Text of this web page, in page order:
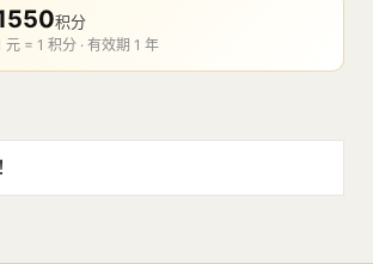
积分
元 = 1 积分 · 有效期 1 年